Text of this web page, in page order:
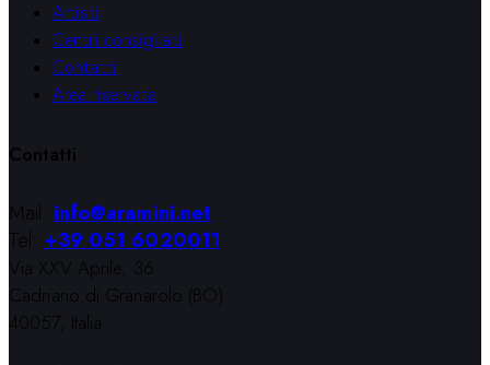
Artisti
Centri consigliati
Contatti
Area riservata
Contatti
Mail:info@aramini.net
Tel:+39 051 6020011
Via XXV Aprile, 36
Cadriano di Granarolo (BO)
40057, Italia